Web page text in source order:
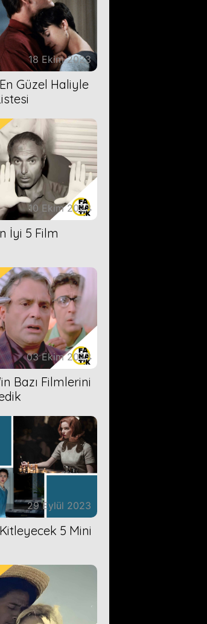
18 Ekim 2023
Güzel Haliyle
10 Ekim 2023
İyi 5 Film
03 Ekim 2023
Bazı Filmlerini
29 Eylül 2023
5 Mini